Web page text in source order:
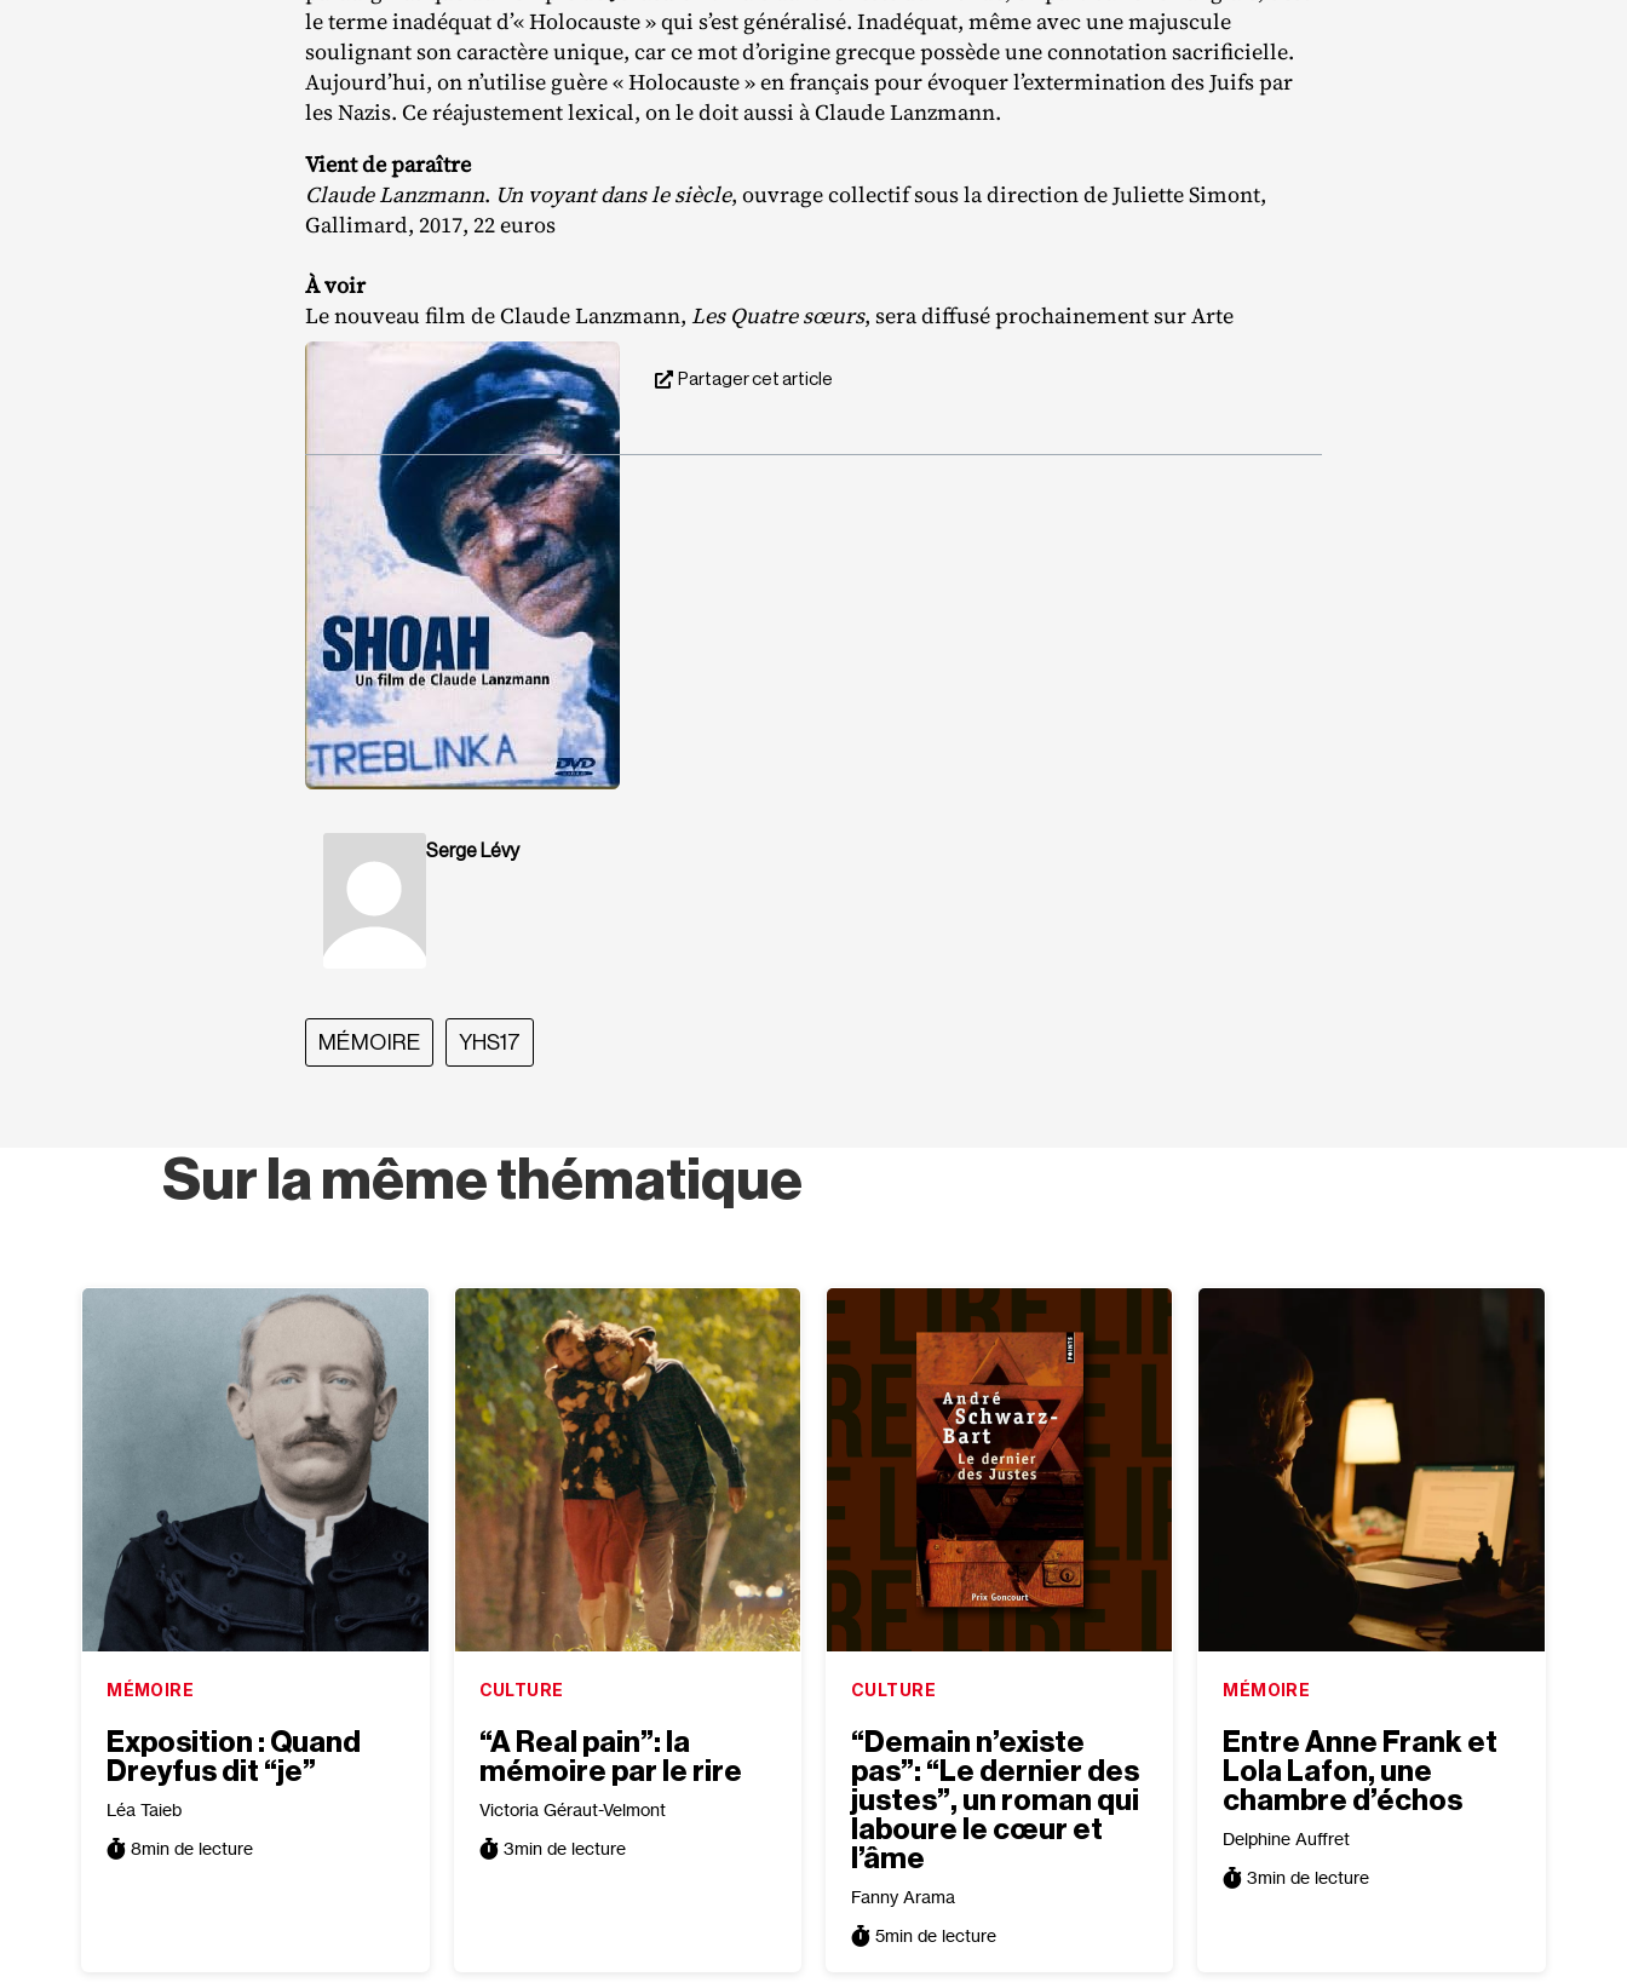
le terme inadéquat d’« Holocauste » qui s’est généralisé. Inadéquat, même avec une majuscule
soulignant son caractère unique, car ce mot d’origine grecque possède une connotation sacrificielle.
Aujourd’hui, on n’utilise guère « Holocauste » en français pour évoquer l’extermination des Juifs par
les Nazis. Ce réajustement lexical, on le doit aussi à Claude Lanzmann.
Vient de paraître
Claude Lanzmann. Un voyant dans le siècle, ouvrage collectif sous la direction de Juliette Simont,
Gallimard, 2017, 22 euros
À voir
Le nouveau film de Claude Lanzmann, Les Quatre sœurs, sera diffusé prochainement sur Arte
Partager cet article
Serge Lévy
MÉMOIRE YHS17
Sur la même thématique
MÉMOIRE
Exposition : Quand
Dreyfus dit “je”
Léa Taieb
8min de lecture
CULTURE
“A Real pain”: la
mémoire par le rire
Victoria Géraut-Velmont
3min de lecture
CULTURE
“Demain n’existe
pas”: “Le dernier des
justes”, un roman qui
laboure le cœur et
l’âme
Fanny Arama
5min de lecture
MÉMOIRE
Entre Anne Frank et
Lola Lafon, une
chambre d’échos
Delphine Auffret
3min de lecture